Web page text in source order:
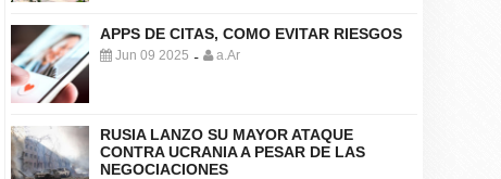
APPS DE CITAS, COMO EVITAR RIESGOS
Jun 09 2025 - a.Ar
RUSIA LANZO SU MAYOR ATAQUE
CONTRA UCRANIA A PESAR DE LAS
NEGOCIACIONES